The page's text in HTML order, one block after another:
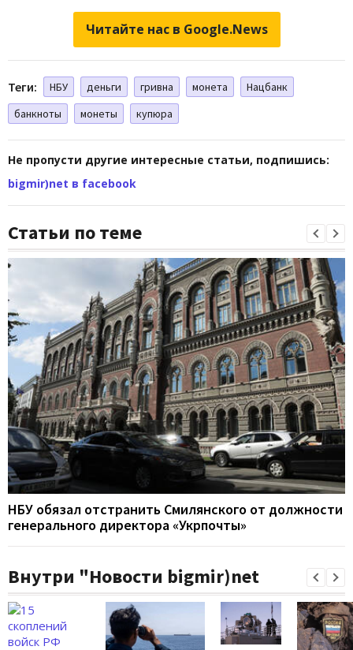
Читайте нас в Google.News
Теги: НБУ деньги гривна монета
Нацбанк
банкноты
монеты купюра
Не пропусти другие интересные статьи, подпишись:
bigmir)net в facebook
Статьи по теме
НБУ обязал отстранить Смилянского от должности
генерального директора «Укрпочты»
Внутри "Новости bigmir)net